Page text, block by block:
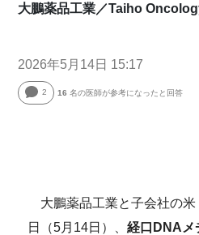
大鵬薬品工業／Taiho
2026年5月14日 15:17
2 16 名の医師が参考になったと回答
大鵬薬品工業と子会社の米
日（5月14日）、経口DNAメ